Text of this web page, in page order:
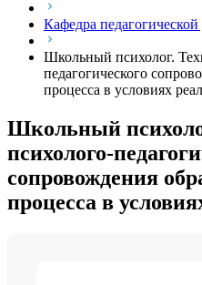
Кафедра педагогической
Школьный психолог.
педагогического
процесса в условиях
Школьный
психолого-
сопровождения
процесса в